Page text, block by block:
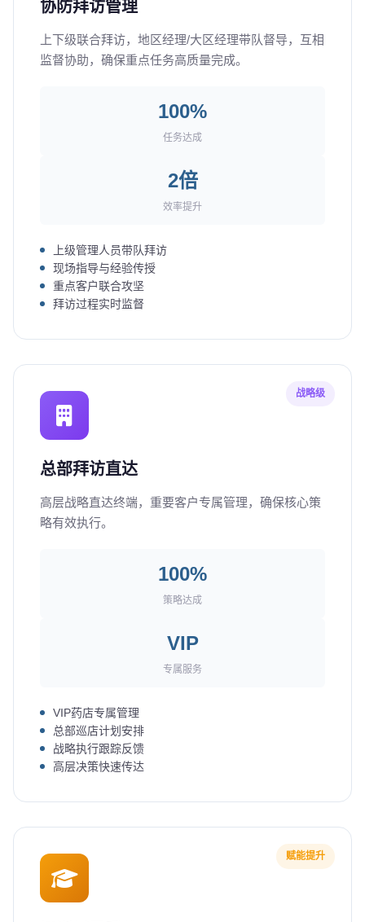
协防拜访管理
上下级联合拜访，地区经理/大区经理带队督导，互相
监督协助，确保重点任务高质量完成。
100%
任务达成
2倍
效率提升
上级管理人员带队拜访
现场指导与经验传授
重点客户联合攻坚
拜访过程实时监督
战略级
总部拜访直达
高层战略直达终端，重要客户专属管理，确保核心策
略有效执行。
100%
策略达成
VIP
专属服务
VIP药店专属管理
总部巡店计划安排
战略执行跟踪反馈
高层决策快速传达
赋能提升